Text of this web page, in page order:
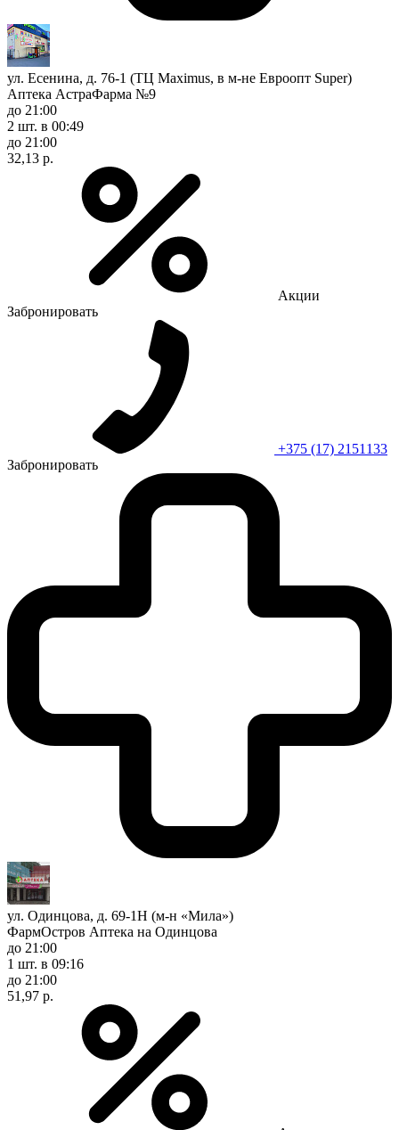
ул. Есенина, д. 76-1 (ТЦ Maximus, в м-не Евроопт Super)
Аптека АстраФарма №9
до 21:00
2 шт. в 00:49
до 21:00
32,13 р.
Акции
Забронировать
+375 (17) 2151133
Забронировать
ул. Одинцова, д. 69-1Н (м-н «Мила»)
ФармОстров Аптека на Одинцова
до 21:00
1 шт. в 09:16
до 21:00
51,97 р.